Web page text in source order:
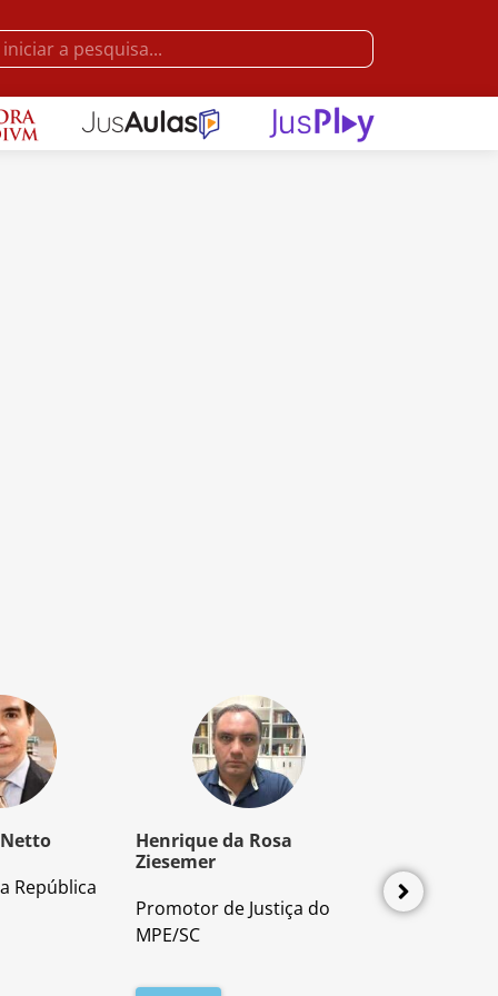
República
Henrique da Rosa
Ziesemer
Promotor de Justiça do
MPE/SC
Advogado e
Direito